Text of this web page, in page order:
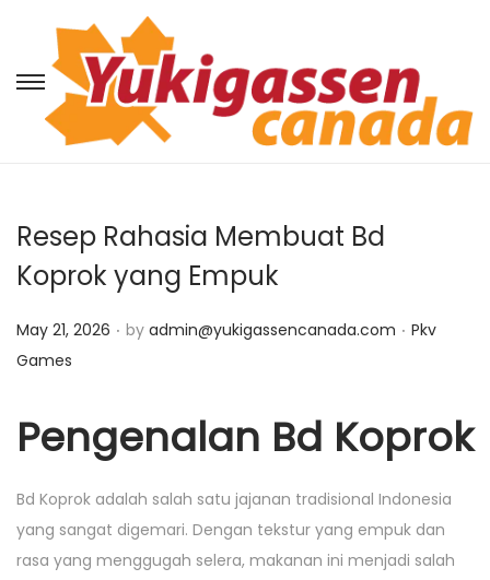
S
o
n
v
a
i
o
n
S
o
c
n
n
Resep Rahasia Membuat Bd
Koprok yang Empuk
P
o
t
e
o
n
May 21, 2026 . by admin@yukigassencanada.com . P
e
i
n
Pkv
Games
Pengenalan Bd Koprok
Bd Koprok adalah salah satu jajanan tradisional Indonesia
yang sangat digemari. Dengan tekstur yang empuk dan
rasa yang menggugah selera, makanan ini menjadi salah